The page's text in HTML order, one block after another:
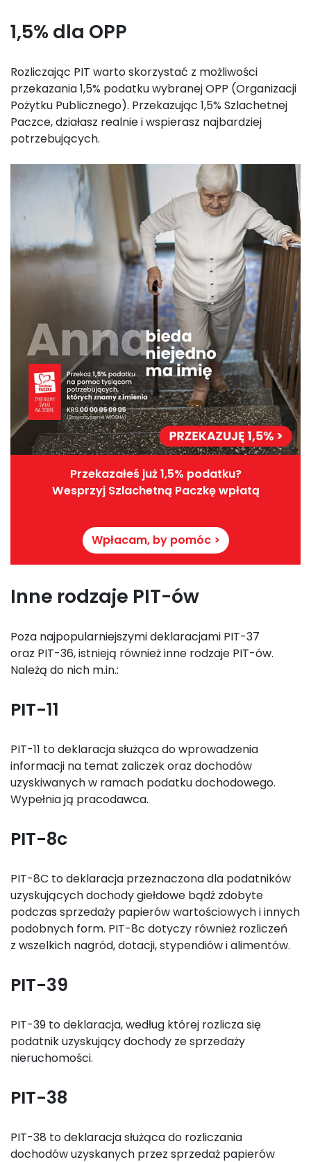
1,5% dla OPP
Rozliczając PIT warto skorzystać z możliwości
przekazania 1,5% podatku wybranej OPP (Organizacji
Pożytku Publicznego). Przekazując 1,5% Szlachetnej
Paczce, działasz realnie i wspierasz najbardziej
potrzebujących.
Przekazałeś już 1,5% podatku?
Wesprzyj Szlachetną Paczkę wpłatą
Wpłacam, by pomóc >
Inne rodzaje PIT-ów
Poza najpopularniejszymi deklaracjami PIT-37
oraz PIT-36, istnieją również inne rodzaje PIT-ów.
Należą do nich m.in.:
PIT-11
PIT-11 to deklaracja służąca do wprowadzenia
informacji na temat zaliczek oraz dochodów
uzyskiwanych w ramach podatku dochodowego.
Wypełnia ją pracodawca.
PIT-8c
PIT-8C to deklaracja przeznaczona dla podatników
uzyskujących dochody giełdowe bądź zdobyte
podczas sprzedaży papierów wartościowych i innych
podobnych form. PIT-8c dotyczy również rozliczeń
z wszelkich nagród, dotacji, stypendiów i alimentów.
PIT-39
PIT-39 to deklaracja, według której rozlicza się
podatnik uzyskujący dochody ze sprzedaży
nieruchomości.
PIT-38
PIT-38 to deklaracja służąca do rozliczania
dochodów uzyskanych przez sprzedaż papierów